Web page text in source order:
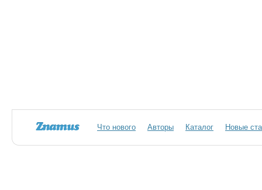
Что нового Авторы Каталог Новые